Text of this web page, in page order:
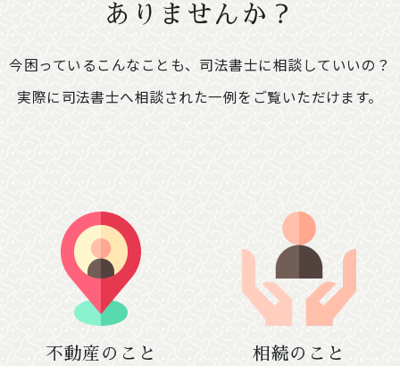
「相続・遺言推進月間」司法書士による無料
【開催期間】令和８年２月１日（日）～２月２
８日（土）※ご予約不要
【綾部市】（変更前）あやべ・日東精工アリー
ナ → （変更後）綾部市I・Tビル ３階研修
室Ａ・Ｂ
２月１０日（火）
【京都市 中京区役所】（変更前）４階第１会
議室 → （変更後）３階会議室
２月１２日（木）
ありませんか？
今困っているこんなことも、司法書士に相談していいの？
実際に司法書士へ相談された一例をご覧いただけます。
不動産のこと 相続のこと